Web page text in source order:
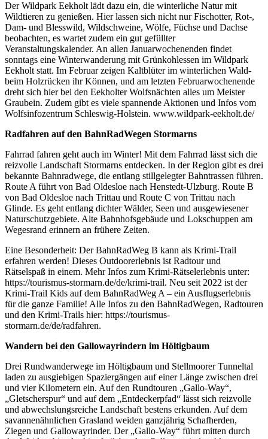
Der Wildpark Eekholt lädt dazu ein, die winterliche Natur mit
Wildtieren zu genießen. Hier lassen sich nicht nur Fischotter, Rot-,
Dam- und Blesswild, Wildschweine, Wölfe, Füchse und Dachse
beobachten, es wartet zudem ein gut gefüllter
Veranstaltungskalender. An allen Januarwochenenden findet
sonntags eine Winterwanderung mit Grünkohlessen im Wildpark
Eekholt statt. Im Februar zeigen Kaltblüter im winterlichen Wald-
beim Holzrücken ihr Können, und am letzten Februarwochenende
dreht sich hier bei den Eekholter Wolfsnächten alles um Meister
Graubein. Zudem gibt es viele spannende Aktionen und Infos vom
Wolfsinfozentrum Schleswig-Holstein. www.wildpark-eekholt.de/
Radfahren auf den BahnRadWegen Stormarns
Fahrrad fahren geht auch im Winter! Mit dem Fahrrad lässt sich die
reizvolle Landschaft Stormarns entdecken. In der Region gibt es drei
bekannte Bahnradwege, die entlang stillgelegter Bahntrassen führen.
Route A führt von Bad Oldesloe nach Henstedt-Ulzburg. Route B
von Bad Oldesloe nach Trittau und Route C von Trittau nach
Glinde. Es geht entlang dichter Wälder, Seen und ausgewiesener
Naturschutzgebiete. Alte Bahnhofsgebäude und Lokschuppen am
Wegesrand erinnern an frühere Zeiten.
Eine Besonderheit: Der BahnRadWeg B kann als Krimi-Trail
erfahren werden! Dieses Outdoorerlebnis ist Radtour und
Rätselspaß in einem. Mehr Infos zum Krimi-Rätselerlebnis unter:
https://tourismus-stormarn.de/de/krimi-trail. Neu seit 2022 ist der
Krimi-Trail Kids auf dem BahnRadWeg A – ein Ausflugserlebnis
für die ganze Familie! Alle Infos zu den BahnRadWegen, Radtouren
und den Krimi-Trails hier: https://tourismus-
stormarn.de/de/radfahren.
Wandern bei den Gallowayrindern im Höltigbaum
Drei Rundwanderwege im Höltigbaum und Stellmoorer Tunneltal
laden zu ausgiebigen Spaziergängen auf einer Länge zwischen drei
und vier Kilometern ein. Auf den Rundtouren „Gallo-Way“,
„Gletscherspur“ und auf dem „Entdeckerpfad“ lässt sich reizvolle
und abwechslungsreiche Landschaft bestens erkunden. Auf dem
savannenähnlichen Grasland weiden ganzjährig Schafherden,
Ziegen und Gallowayrinder. Der „Gallo-Way“ führt mitten durch